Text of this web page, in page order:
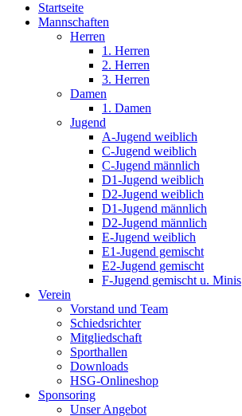
Startseite
Mannschaften
Herren
1. Herren
2. Herren
3. Herren
Damen
1. Damen
Jugend
A-Jugend weiblich
C-Jugend weiblich
C-Jugend männlich
D1-Jugend weiblich
D2-Jugend weiblich
D1-Jugend männlich
D2-Jugend männlich
E-Jugend weiblich
E1-Jugend gemischt
E2-Jugend gemischt
F-Jugend gemischt u. Minis
Verein
Vorstand und Team
Schiedsrichter
Mitgliedschaft
Sporthallen
Downloads
HSG-Onlineshop
Sponsoring
Unser Angebot